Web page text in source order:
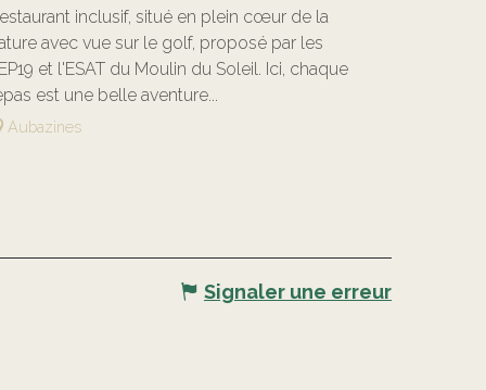
inclusif, situé en plein cœur de la
avec vue sur le golf, proposé par les
et l'ESAT du Moulin du Soleil. Ici, chaque
est une belle aventure...
Aubazines
Signaler une erreur